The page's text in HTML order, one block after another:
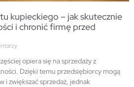
kupieckiego – jak skutecznie
i chronić firmę przed
opiera się na sprzedaży z
Dzięki temu przedsiębiorcy mogą
i zwiększać sprzedaż, jednak